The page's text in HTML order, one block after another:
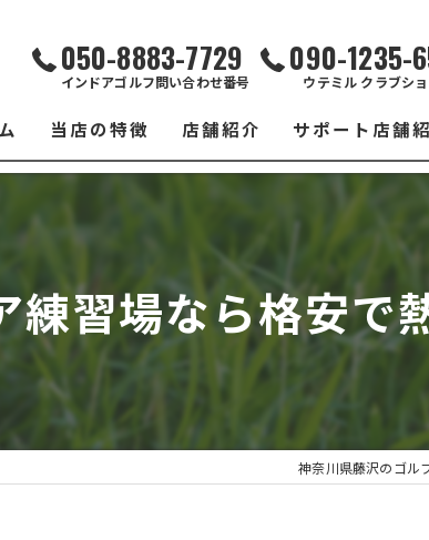
050-8883-7729
インドアゴルフ問い合わせ番号
090-1235-
ウテミル クラブシ
当店の特徴
練習場
フィッティング
店舗紹介
ウテミル 浦安駅前店
市原インドアゴルフ
ウテミルスクール高崎店
サポート店舗
シミュレーショ
スズヨンゴルフク
練習場なら格安で
神奈川県藤沢のゴル